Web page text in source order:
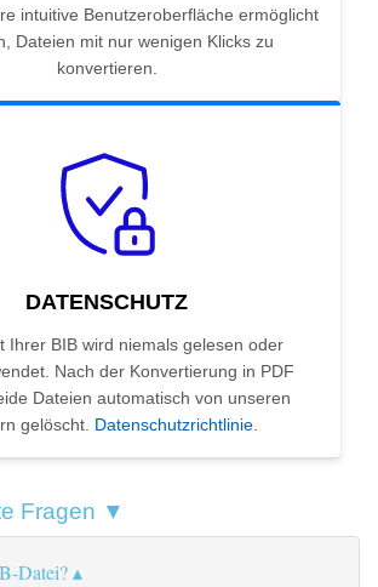
intuitive Benutzeroberfläche ermöglicht
Dateien mit nur wenigen Klicks zu
konvertieren.
DATENSCHUTZ
Ihrer BIB wird niemals gelesen oder
Nach der Konvertierung in PDF
Dateien automatisch von unseren
gelöscht. Datenschutzrichtlinie.
Fragen ▼
Datei?